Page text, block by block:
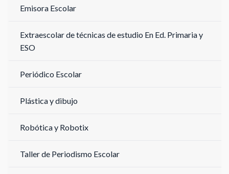
Emisora Escolar
Extraescolar de técnicas de estudio En Ed. Primaria y
ESO
Periódico Escolar
Plástica y dibujo
Robótica y Robotix
Taller de Periodismo Escolar